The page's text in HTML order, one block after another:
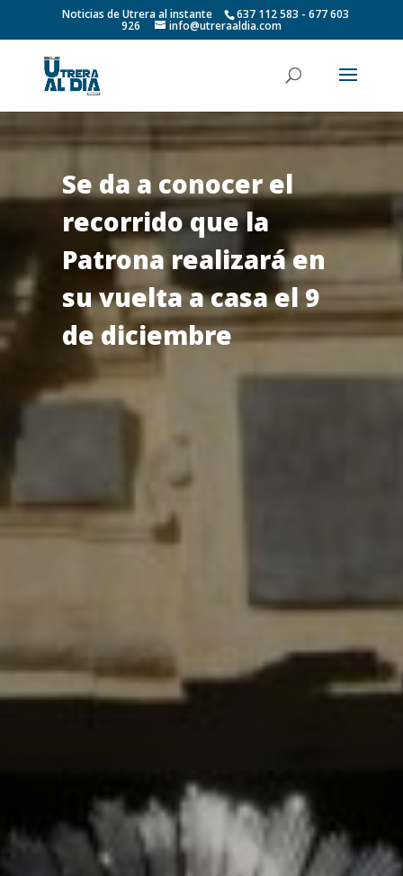
Noticias de Utrera al instante 637 112 583 - 677 603
926 info@utreraaldia.com
Se da a conocer el
recorrido que la
Patrona realizará en
su vuelta a casa el 9
de diciembre